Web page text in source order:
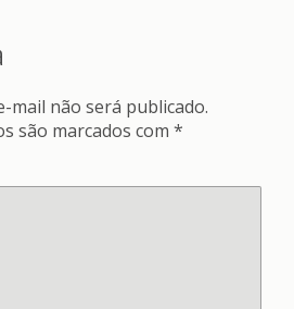
mail não será publicado.
são marcados com *